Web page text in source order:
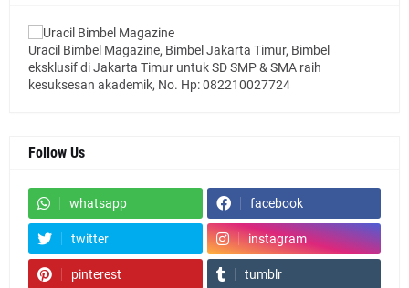
Uracil Bimbel Magazine, Bimbel Jakarta Timur, Bimbel
eksklusif di Jakarta Timur untuk SD SMP & SMA raih
kesuksesan akademik, No. Hp: 082210027724
Follow Us
whatsapp facebook
twitter instagram
pinterest tumblr